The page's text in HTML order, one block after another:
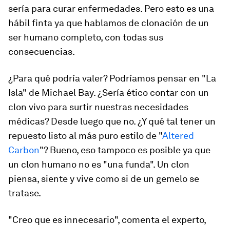
sería para curar enfermedades. Pero esto es una
hábil finta ya que hablamos de clonación de un
ser humano completo, con todas sus
consecuencias.
¿Para qué podría valer? Podríamos pensar en "La
Isla" de Michael Bay. ¿Sería ético contar con un
clon vivo para surtir nuestras necesidades
médicas? Desde luego que no. ¿Y qué tal tener un
repuesto listo al más puro estilo de "Altered
Carbon"? Bueno, eso tampoco es posible ya que
un clon humano no es "una funda". Un clon
piensa, siente y vive como si de un gemelo se
tratase.
"Creo que es innecesario", comenta el experto,